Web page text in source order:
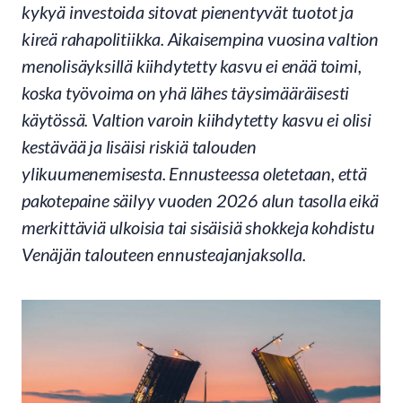
kykyä investoida sitovat pienentyvät tuotot ja
kireä rahapolitiikka. Aikaisempina vuosina valtion
menolisäyksillä kiihdytetty kasvu ei enää toimi,
koska työvoima on yhä lähes täysimääräisesti
käytössä. Valtion varoin kiihdytetty kasvu ei olisi
kestävää ja lisäisi riskiä talouden
ylikuumenemisesta. Ennusteessa oletetaan, että
pakotepaine säilyy vuoden 2026 alun tasolla eikä
merkittäviä ulkoisia tai sisäisiä shokkeja kohdistu
Venäjän talouteen ennusteajanjaksolla.